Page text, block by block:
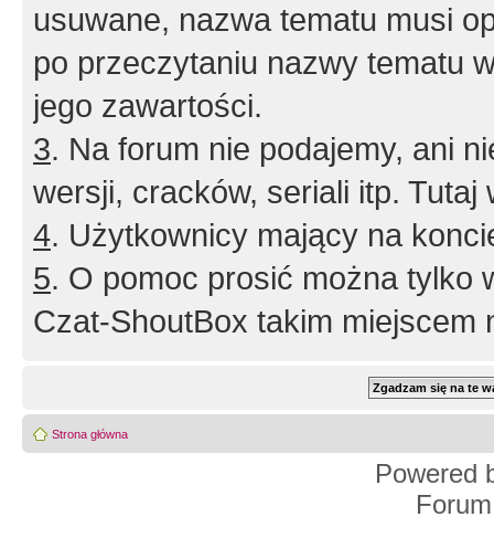
usuwane, nazwa tematu musi
po przeczytaniu nazwy tematu
jego zawartości.
3. Na forum nie podajemy, ani
wersji, cracków, seriali itp. Tutaj
4. Użytkownicy mający na
5. O pomoc prosić można tylko
Czat-ShoutBox takim miejscem
Strona główna
Powered